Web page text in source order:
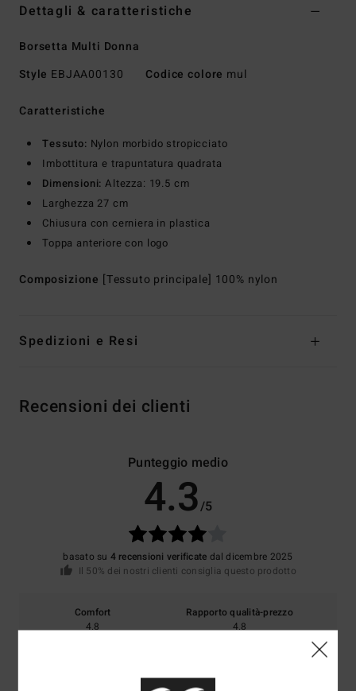
Dettagli & caratteristiche
Borsetta Multi Donna
Style EBJAA00130 Codice colore mul
Caratteristiche
Tessuto: Nylon morbido stropicciato
Imbottitura e trapuntatura quadrata
Dimensioni: Altezza: 19.5 cm
Larghezza 27 cm
Chiusura con cerniera in plastica
Toppa anteriore con logo
Composizione [Tessuto principale] 100% nylon
Spedizioni e Resi
Recensioni dei clienti
Punteggio medio
4.3/5
basato su 4 recensioni verificate dal dicembre 2025
Il 50% dei nostri clienti consiglia questo prodotto
Comfort
4.8
Rapporto qualità-prezzo
4.8